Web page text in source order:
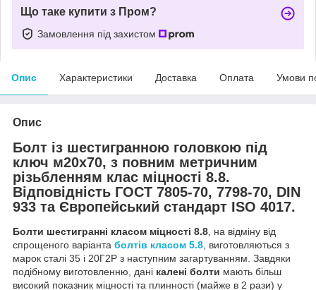
Що таке купити з Пром?
Замовлення під захистом
Опис Характеристики Доставка Оплата Умови
Опис
Болт із шестигранною головкою під
ключ м20х70, з повним метричним
різьбленням клас міцності 8.8.
Відповідність ГОСТ 7805-70, 7798-70, DIN
933 та Європейський стандарт ISO 4017.
Болти шестигранні класом міцності 8.8, на відміну від
спрощеного варіанта болтів класом 5.8, виготовляються з
марок сталі 35 і 20Г2Р з наступним загартуванням. Завдяки
подібному виготовленню, дані калені болти мають більш
високий показник міцності та плинності (майже в 2 рази) у